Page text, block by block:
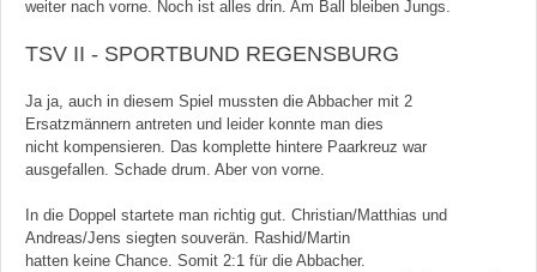
weiter nach vorne. Noch ist alles drin. Am Ball bleiben Jungs.
TSV II - SPORTBUND REGENSBURG
Ja ja, auch in diesem Spiel mussten die Abbacher mit 2
Ersatzmännern antreten und leider konnte man dies
nicht kompensieren. Das komplette hintere Paarkreuz war
ausgefallen. Schade drum. Aber von vorne.
In die Doppel startete man richtig gut. Christian/Matthias und
Andreas/Jens siegten souverän. Rashid/Martin
hatten keine Chance. Somit 2:1 für die Abbacher.